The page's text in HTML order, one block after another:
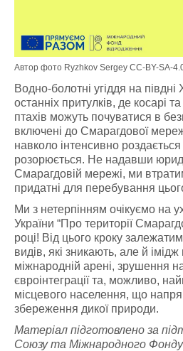
Автор фото Ryzhkov Sergey CC-BY-SA-
Водно-болотні угіддя на
останніх притулків, де косарі та
птахів можуть почуватися в
включені до Смарагдової
навколо інтенсивно роздається
розорюється. Не надавши
Смарагдовій мережі, ми
придатні для перебування
Ми з нетерпінням очікуємо на
України “Про території
році! Від цього кроку
видів, які зникають, але й
міжнародній арені, зрушення
євроінтеграції та, можливо,
місцевого населення, що
збереження дикої природи.
Матеріал підготовлено за
Союзу та Міжнародного